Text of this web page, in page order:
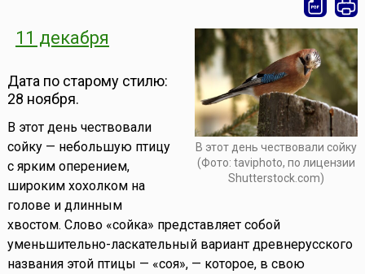
В этот день чествовали сойку
(Фото: taviphoto, по лицензии
Shutterstock.com)
11 декабря
Дата по старому стилю:
28 ноября.
В этот день чествовали
сойку — небольшую птицу
с ярким оперением,
широким хохолком на
голове и длинным
хвостом. Слово «сойка» представляет собой
уменьшительно-ласкательный вариант древнерусского
названия этой птицы — «соя», — которое, в свою